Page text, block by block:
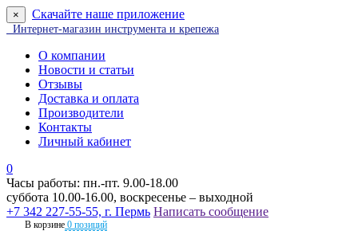
× Скачайте наше приложение
Интернет-магазин инструмента и крепежа
О компании
Новости и статьи
Отзывы
Доставка и оплата
Производители
Контакты
Личный кабинет
0
Часы работы: пн.-пт. 9.00-18.00
суббота 10.00-16.00, воскресенье – выходной
+7 342 227-55-55, г. Пермь Написать сообщение
В корзине 0 позиций